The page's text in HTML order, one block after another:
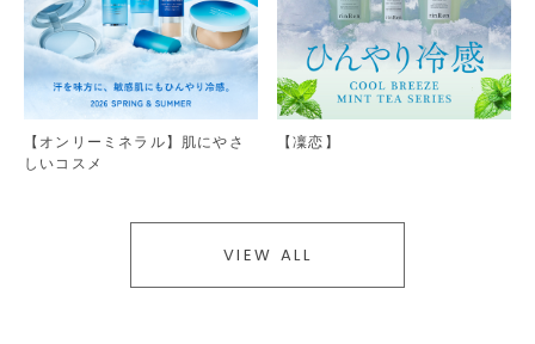
【オンリーミネラル】肌にやさ
しいコスメ
【凜恋】
VIEW ALL